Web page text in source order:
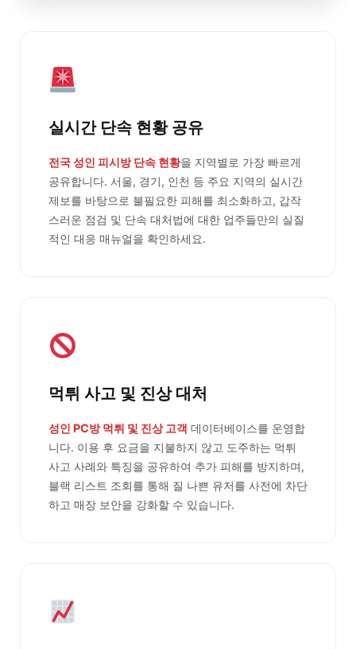
실시간 단속 현황 공유
전국 성인 피시방 단속 현황을 지역별로 가장 빠르게
공유합니다. 서울, 경기, 인천 등 주요 지역의 실시간
제보를 바탕으로 불필요한 피해를 최소화하고, 갑작
스러운 점검 및 단속 대처법에 대한 업주들만의 실질
적인 대응 매뉴얼을 확인하세요.
먹튀 사고 및 진상 대처
성인 PC방 먹튀 및 진상 고객 데이터베이스를 운영합
니다. 이용 후 요금을 지불하지 않고 도주하는 먹튀
사고 사례와 특징을 공유하여 추가 피해를 방지하며,
블랙 리스트 조회를 통해 질 나쁜 유저를 사전에 차단
하고 매장 보안을 강화할 수 있습니다.